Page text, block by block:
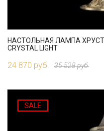
НАСТОЛЬНАЯ ЛАМПА
CRYSTAL LIGHT
24 870 руб. 35 528 руб.
SALE